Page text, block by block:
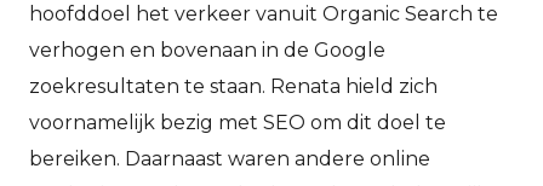
hoofddoel het verkeer vanuit Organic Search te
verhogen en bovenaan in de Google
zoekresultaten te staan. Renata hield zich
voornamelijk bezig met SEO om dit doel te
bereiken. Daarnaast waren andere online